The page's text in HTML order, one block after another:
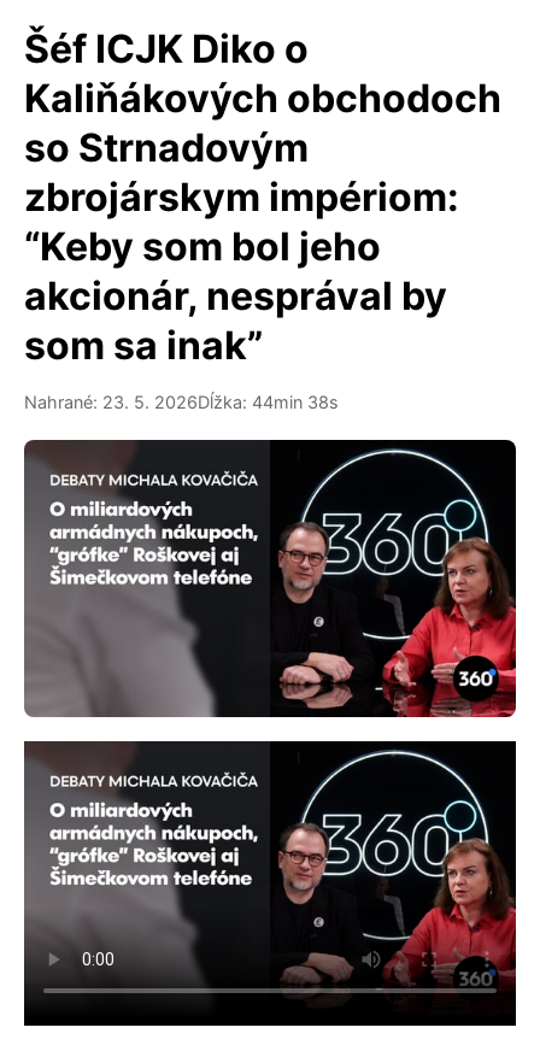
Šéf ICJK Diko o
Kaliňákových obchodoch
so Strnadovým
zbrojárskym impériom:
“Keby som bol jeho
akcionár, nesprával by
som sa inak”
Nahrané: 23. 5. 2026Dĺžka: 44min 38s